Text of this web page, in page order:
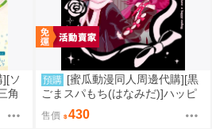
ソ
角
預購 [蜜瓜動漫同人周邊代購][黒
ごまスパもち(はなみだ)]ハッピ
ーエンドできまり(明日方舟)(同
人誌)
售價 430